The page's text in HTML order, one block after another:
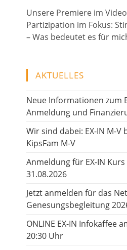
Unsere Premiere im
Partizipation im Fokus:
– Was bedeutet es für
AKTUELLES
Neue Informationen zum
Anmeldung und
Wir sind dabei: EX-IN M-
KipsFam M-V
Anmeldung für EX-IN
31.08.2026
Jetzt anmelden für das
Genesungsbegleitung
ONLINE EX-IN Infokaffee
20:30 Uhr